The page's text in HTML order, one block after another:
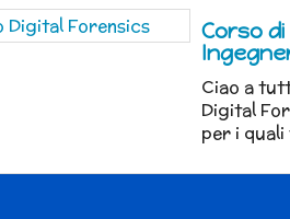
Corso
Ciao a
Digital
per i quali